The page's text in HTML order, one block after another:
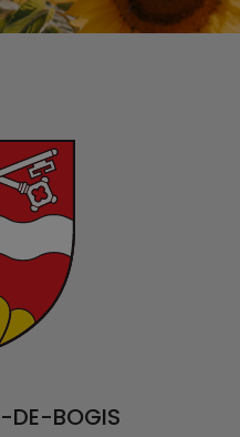
DE-BOGIS